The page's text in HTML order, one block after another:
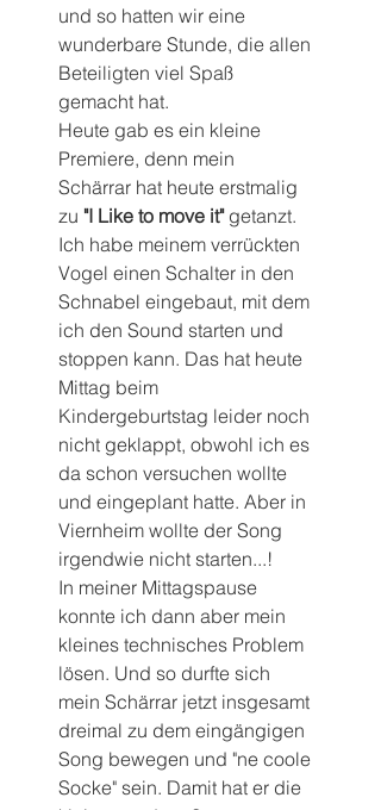
und so hatten wir eine
wunderbare Stunde, die allen
Beteiligten viel Spaß
gemacht hat.
Heute gab es ein kleine
Premiere, denn mein
Schärrar hat heute erstmalig
zu "I Like to move it" getanzt.
Ich habe meinem verrückten
Vogel einen Schalter in den
Schnabel eingebaut, mit dem
ich den Sound starten und
stoppen kann. Das hat heute
Mittag beim
Kindergeburtstag leider noch
nicht geklappt, obwohl ich es
da schon versuchen wollte
und eingeplant hatte. Aber in
Viernheim wollte der Song
irgendwie nicht starten...!
In meiner Mittagspause
konnte ich dann aber mein
kleines technisches Problem
lösen. Und so durfte sich
mein Schärrar jetzt insgesamt
dreimal zu dem eingängigen
Song bewegen und "ne coole
Socke" sein. Damit hat er die